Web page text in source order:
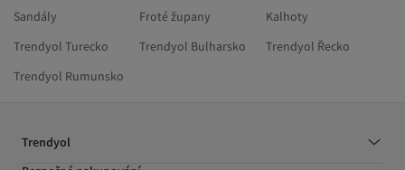
Sandály
Froté župany
Kalhoty
Trendyol Turecko
Trendyol Bulharsko
Trendyol Řecko
Trendyol Rumunsko
Trendyol